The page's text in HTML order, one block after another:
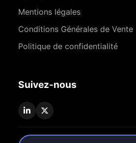
Mentions légales
Conditions Générales de Vente
Politique de confidentialité
Suivez-nous